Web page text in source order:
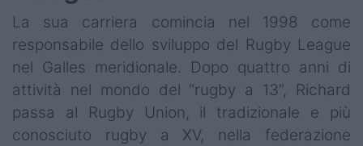
La sua carriera comincia nel 1998 come
responsabile dello sviluppo del Rugby League
nel Galles meridionale. Dopo quattro anni di
attività nel mondo del “rugby a 13”, Richard
passa al Rugby Union, il tradizionale e più
conosciuto rugby a XV, nella federazione